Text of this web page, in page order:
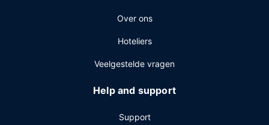
Over ons
Hoteliers
Veelgestelde vragen
Help and support
Support